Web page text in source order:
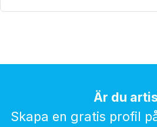
Är du
Skapa en gratis profil